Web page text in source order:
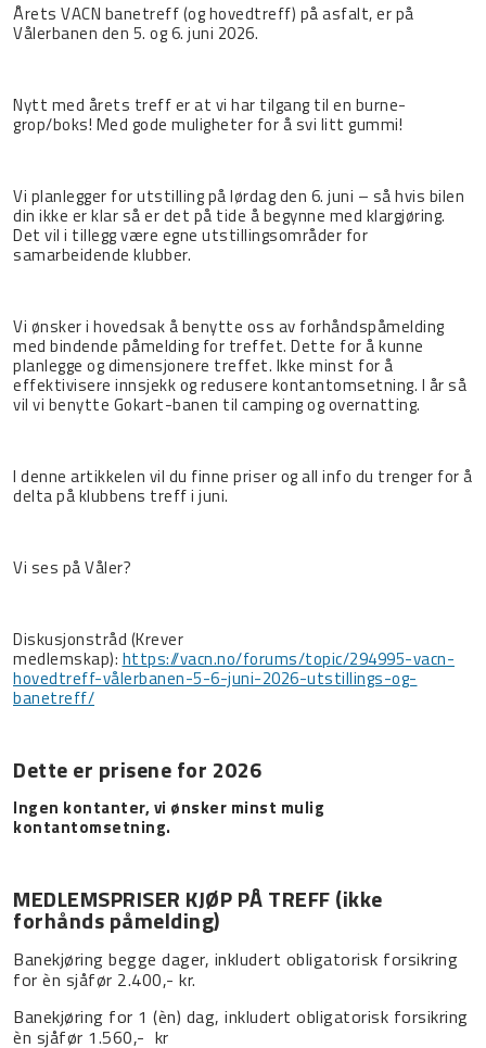
Årets VACN banetreff (og hovedtreff) på asfalt, er på
Vålerbanen den 5. og 6. juni 2026.
Nytt med årets treff er at vi har tilgang til en burne-
grop/boks! Med gode muligheter for å svi litt gummi!
Vi planlegger for utstilling på lørdag den 6. juni – så hvis bilen
din ikke er klar så er det på tide å begynne med klargjøring.
Det vil i tillegg være egne utstillingsområder for
samarbeidende klubber.
Vi ønsker i hovedsak å benytte oss av forhåndspåmelding
med bindende påmelding for treffet. Dette for å kunne
planlegge og dimensjonere treffet. Ikke minst for å
effektivisere innsjekk og redusere kontantomsetning. I år så
vil vi benytte Gokart-banen til camping og overnatting.
I denne artikkelen vil du finne priser og all info du trenger for å
delta på klubbens treff i juni.
Vi ses på Våler?
Diskusjonstråd (Krever
medlemskap): https://vacn.no/forums/topic/294995-vacn-
hovedtreff-vålerbanen-5-6-juni-2026-utstillings-og-
banetreff/
Dette er prisene for 2026
Ingen kontanter, vi ønsker minst mulig
kontantomsetning.
MEDLEMSPRISER KJØP PÅ TREFF (ikke
forhånds påmelding)
Banekjøring begge dager, inkludert obligatorisk forsikring
for èn sjåfør 2.400,- kr.
Banekjøring for 1 (èn) dag, inkludert obligatorisk forsikring
èn sjåfør 1.560,- kr